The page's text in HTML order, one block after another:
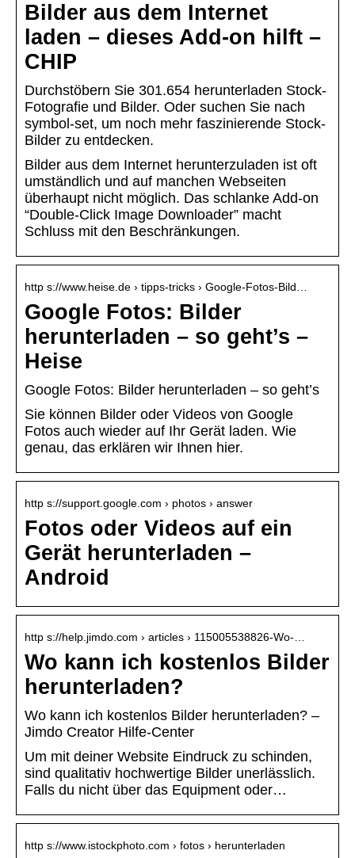
Bilder aus dem Internet
laden – dieses Add-on hilft –
CHIP
Durchstöbern Sie 301.654 herunterladen Stock-
Fotografie und Bilder. Oder suchen Sie nach
symbol-set, um noch mehr faszinierende Stock-
Bilder zu entdecken.
Bilder aus dem Internet herunterzuladen ist oft
umständlich und auf manchen Webseiten
überhaupt nicht möglich. Das schlanke Add-on
“Double-Click Image Downloader” macht
Schluss mit den Beschränkungen.
http s://www.heise.de › tipps-tricks › Google-Fotos-Bild…
Google Fotos: Bilder
herunterladen – so geht’s –
Heise
Google Fotos: Bilder herunterladen – so geht’s
Sie können Bilder oder Videos von Google
Fotos auch wieder auf Ihr Gerät laden. Wie
genau, das erklären wir Ihnen hier.
http s://support.google.com › photos › answer
Fotos oder Videos auf ein
Gerät herunterladen –
Android
http s://help.jimdo.com › articles › 115005538826-Wo-…
Wo kann ich kostenlos Bilder
herunterladen?
Wo kann ich kostenlos Bilder herunterladen? –
Jimdo Creator Hilfe-Center
Um mit deiner Website Eindruck zu schinden,
sind qualitativ hochwertige Bilder unerlässlich.
Falls du nicht über das Equipment oder…
http s://www.istockphoto.com › fotos › herunterladen